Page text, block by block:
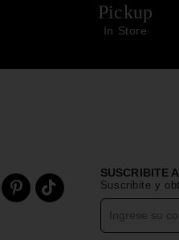
Pickup
In Store
SUSCRIBITE
Suscribite y